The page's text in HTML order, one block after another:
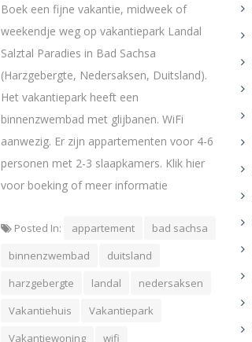
Boek een fijne vakantie, midweek of
weekendje weg op vakantiepark Landal
Salztal Paradies in Bad Sachsa
(Harzgebergte, Nedersaksen, Duitsland).
Het vakantiepark heeft een
binnenzwembad met glijbanen. WiFi
aanwezig. Er zijn appartementen voor 4-6
personen met 2-3 slaapkamers. Klik hier
voor boeking of meer informatie
Posted In: appartement
bad sachsa
binnenzwembad
duitsland
harzgebergte
landal
nedersaksen
Vakantiehuis
Vakantiepark
Vakantiewoning
wifi